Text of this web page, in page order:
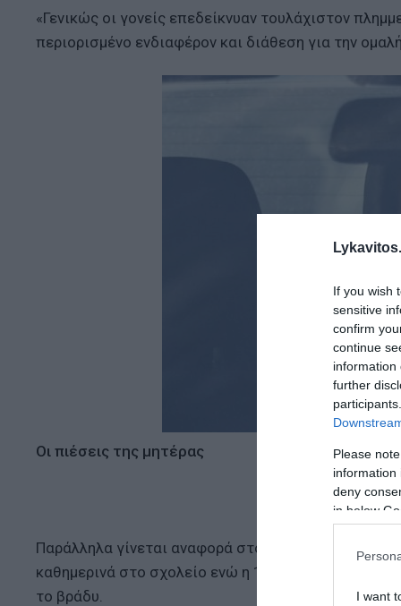
If you wish
sensitive
confirm
continue
information
further
Please
information
deny
in below
I want
«Γενικώς οι γονείς επεδείκνυαν τουλάχιστον
περιορισμένο ενδιαφέρον και διάθεση για την
Οι πιέσεις της μητέρας
Παράλληλα γίνεται αναφορά στο γεγονός ότι το
καθημερινά στο σχολείο ενώ η 12χρονη
το βράδυ.